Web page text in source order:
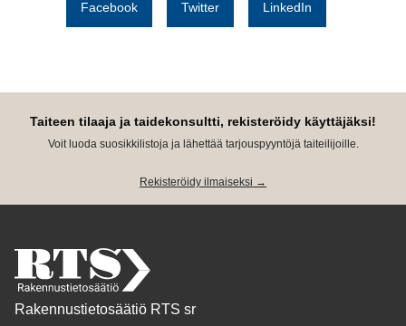
Facebook Twitter LinkedIn
Taiteen tilaaja ja taidekonsultti, rekisteröidy käyttäjäksi!
Voit luoda suosikkilistoja ja lähettää tarjouspyyntöjä taiteilijoille.
Rekisteröidy ilmaiseksi →
Rakennustietosäätiö RTS sr